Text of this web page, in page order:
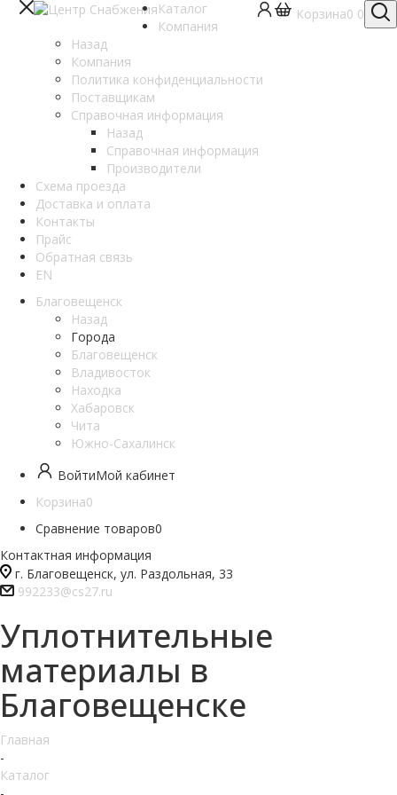
Корзина0 0
Каталог
Компания
Назад
Компания
Политика конфиденциальности
Поставщикам
Справочная информация
Назад
Справочная информация
Производители
Схема проезда
Доставка и оплата
Контакты
Прайс
Обратная связь
EN
Благовещенск
Назад
Города
Благовещенск
Владивосток
Находка
Хабаровск
Чита
Южно-Сахалинск
ВойтиМой кабинет
Корзина0
Сравнение товаров0
Контактная информация
г. Благовещенск, ул. Раздольная, 33
992233@cs27.ru
Уплотнительные
материалы в
Благовещенске
Главная
-
Каталог